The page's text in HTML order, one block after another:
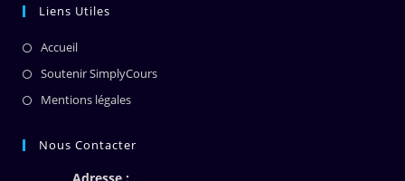
Liens Utiles
Accueil
Soutenir SimplyCours
Mentions légales
Nous Contacter